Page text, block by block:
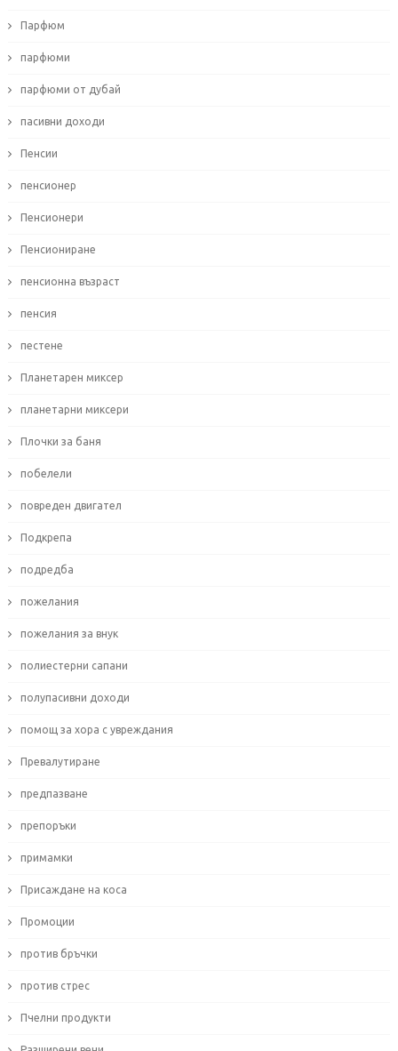
Парфюм
парфюми
парфюми от дубай
пасивни доходи
Пенсии
пенсионер
Пенсионери
Пенсиониране
пенсионна възраст
пенсия
пестене
Планетарен миксер
планетарни миксери
Плочки за баня
побелели
повреден двигател
Подкрепа
подредба
пожелания
пожелания за внук
полиестерни сапани
полупасивни доходи
помощ за хора с увреждания
Превалутиране
предпазване
препоръки
примамки
Присаждане на коса
Промоции
против бръчки
против стрес
Пчелни продукти